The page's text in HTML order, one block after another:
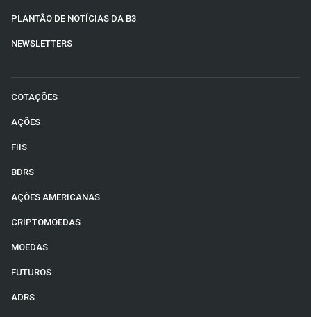
PLANTÃO DE NOTÍCIAS DA B3
NEWSLETTERS
COTAÇÕES
AÇÕES
FIIS
BDRS
AÇÕES AMERICANAS
CRIPTOMOEDAS
MOEDAS
FUTUROS
ADRS